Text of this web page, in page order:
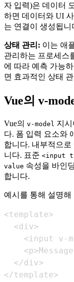
자 입력)은 데이터
하면 데이터와 UI
는 연결이 생성됩니
상태 관리: 이는 애
관리하는 프로세스
에 따라 예측 가능
면 효과적인 상태
Vue의 v-
Vue의 v-model 지
다. 폼 입력 요소와
합니다. 내부적으로
니다. 표준 <input
value 속성을 바인
합니다.
예시를 통해 설명해